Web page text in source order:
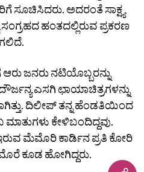
ಸೂಚಿಸಿದರು. ಅದರಂತೆ ಸಾಕ್ಷ್ಯ
ಸಂಗ್ರಹದ ಹಂತದಲ್ಲಿರುವ ಪ್ರಕರಣ
ಜನರು ನಟಿಯೊಬ್ಬರನ್ನು
ಎಸಗಿ ಛಾಯಾಚಿತ್ರಗಳನ್ನು
ದಿಲೀಪ್‌ ತನ್ನ ಹೆಂಡತಿಯಿಂದ
ಕೇಳಿಬಂದಿದ್ದವು.
ಮೆಮೊರಿ ಕಾರ್ಡಿನ ಪ್ರತಿ ಕೋರಿ
ಕೂಡ ಹೋಗಿದ್ದರು.